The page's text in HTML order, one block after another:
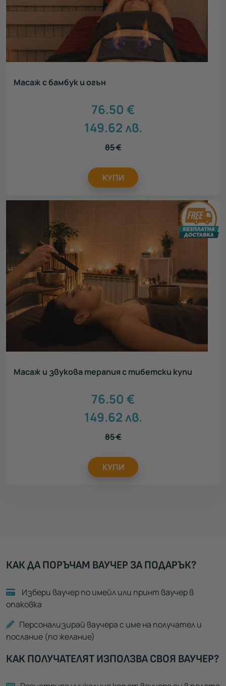
Масаж с бамбук и огън
76.50 €
149.62лв.
85€
КУПИ
Масаж и звукова терапия с тибетски купи
76.50 €
149.62лв.
85€
КУПИ
КАК ДА ПОРЪЧАМ ВАУЧЕР ЗА ПОДАРЪК?
Избери ваучер по имейл или принт ваучер в
опаковка
Персонализирай ваучера с име на получател и
послание (по желание)
КАК ПОЛУЧАТЕЛЯТ ИЗПОЛЗВА СВОЯ ВАУЧЕР?